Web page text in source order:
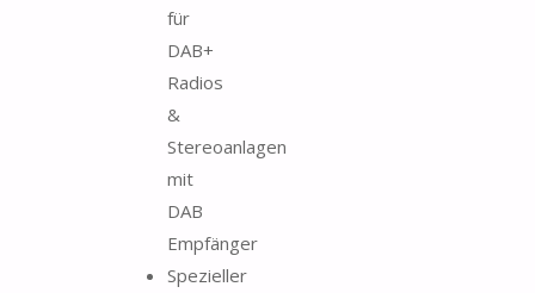
für
DAB+
Radios
&
Stereoanlagen
mit
DAB
Empfänger
Spezieller